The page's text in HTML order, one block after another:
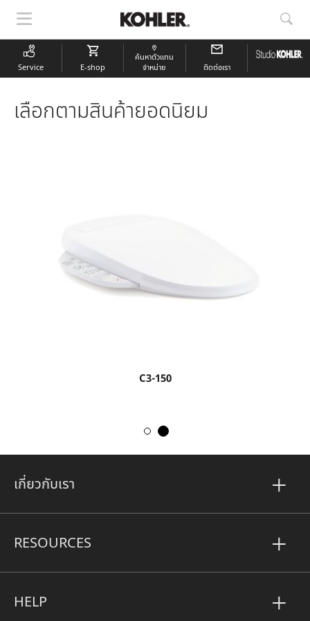
แสดง
การนำ
ทาง
แส
การ
ค้นห
Service E-shop
ค้นหาตัวแทน
จำหน่าย
ติดต่อเรา
เลือกตามสินค้ายอดนิยม
C3-150
เกี่ยวกับเรา
RESOURCES
HELP